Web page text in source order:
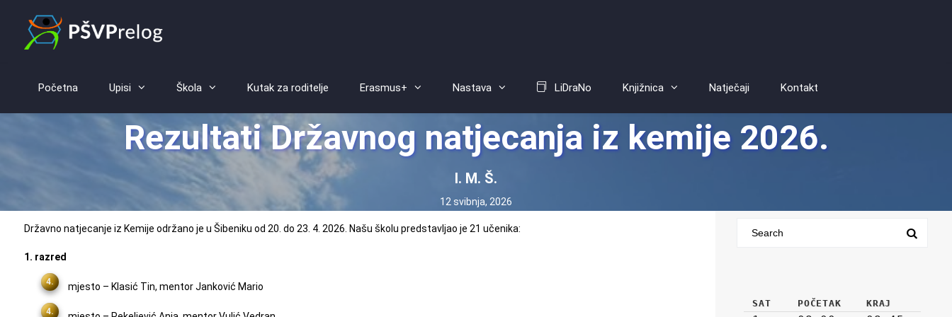
Početna Upisi Škola Kutak za roditelje Erasmus+ Nastava LiDraNo Knjižnica Natječaji Kontakt
Rezultati Državnog natjecanja iz kemije 2026.
I. M. Š.
12 svibnja, 2026
Državno natjecanje iz Kemije održano je u Šibeniku od 20. do 23. 4. 2026. Našu školu predstavljao je 21 učenika:
1. razred
mjesto – Klasić Tin, mentor Janković Mario